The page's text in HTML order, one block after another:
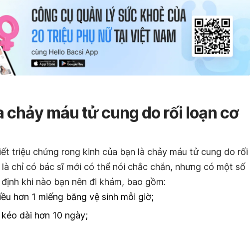
chảy máu tử cung do rối loạn cơ
triệu chứng rong kinh của bạn là chảy máu tử cung do rối
chỉ có bác sĩ mới có thể nói chắc chắn, nhưng có một số
khi nào bạn nên đi khám, bao gồm:
hơn 1 miếng băng vệ sinh mỗi giờ;
dài hơn 10 ngày;